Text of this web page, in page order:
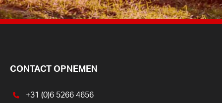
CONTACT OPNEMEN
+31 (0)6 5266 4656